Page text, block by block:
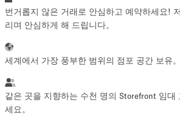
100 sq ft
~ 13 명
번거롭지 않은 거래로 안심하고 예약하세요!
리며 안심하게 해 드립니다。
세계에서 가장 풍부한 범위의 점포 공간 보유。
같은 곳을 지향하는 수천 명의 Storefront 임대
세요。